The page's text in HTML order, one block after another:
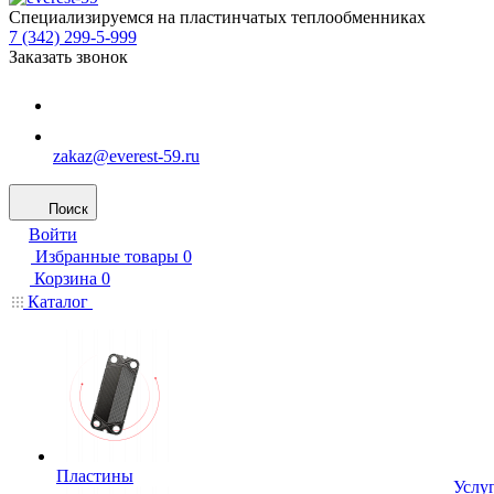
Специализируемся на пластинчатых теплообменниках
7 (342) 299-5-999
Заказать звонок
zakaz@everest-59.ru
Поиск
Войти
Избранные товары 0
Корзина 0
Каталог
Пластины